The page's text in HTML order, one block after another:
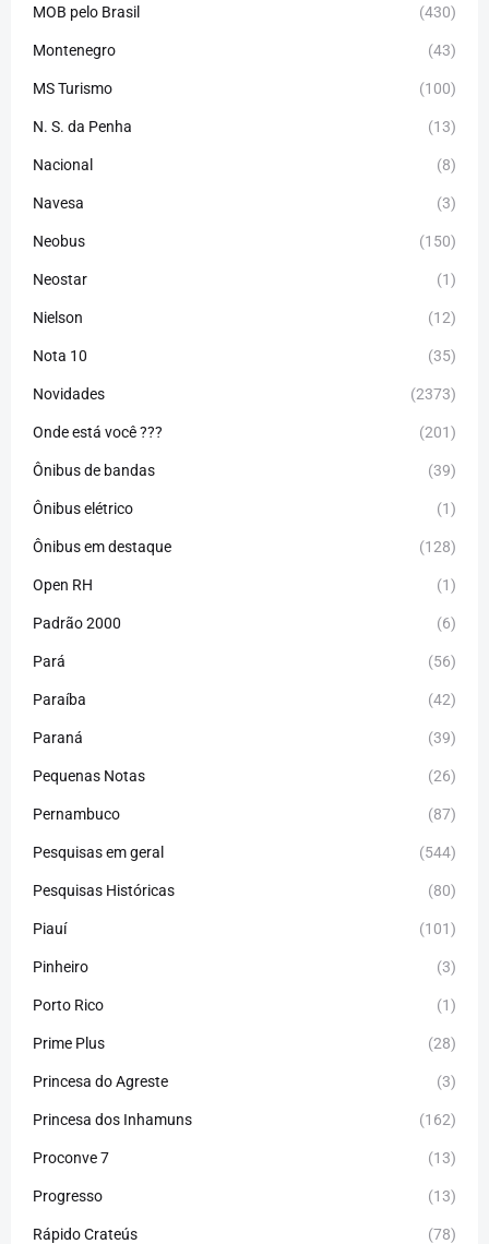
MOB pelo Brasil (430)
Montenegro (43)
MS Turismo (100)
N. S. da Penha (13)
Nacional (8)
Navesa (3)
Neobus (150)
Neostar (1)
Nielson (12)
Nota 10 (35)
Novidades (2373)
Onde está você ??? (201)
Ônibus de bandas (39)
Ônibus elétrico (1)
Ônibus em destaque (128)
Open RH (1)
Padrão 2000 (6)
Pará (56)
Paraíba (42)
Paraná (39)
Pequenas Notas (26)
Pernambuco (87)
Pesquisas em geral (544)
Pesquisas Históricas (80)
Piauí (101)
Pinheiro (3)
Porto Rico (1)
Prime Plus (28)
Princesa do Agreste (3)
Princesa dos Inhamuns (162)
Proconve 7 (13)
Progresso (13)
Rápido Crateús (78)